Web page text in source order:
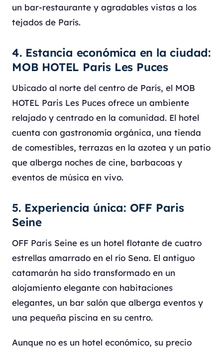
un bar-restaurante y agradables vistas a los
tejados de París.
4. Estancia económica en la ciudad:
MOB HOTEL Paris Les Puces
Ubicado al norte del centro de París, el MOB
HOTEL Paris Les Puces ofrece un ambiente
relajado y centrado en la comunidad. El hotel
cuenta con gastronomía orgánica, una tienda
de comestibles, terrazas en la azotea y un patio
que alberga noches de cine, barbacoas y
eventos de música en vivo.
5. Experiencia única: OFF Paris
Seine
OFF Paris Seine es un hotel flotante de cuatro
estrellas amarrado en el río Sena. El antiguo
catamarán ha sido transformado en un
alojamiento elegante con habitaciones
elegantes, un bar salón que alberga eventos y
una pequeña piscina en su centro.
Aunque no es un hotel económico, su precio